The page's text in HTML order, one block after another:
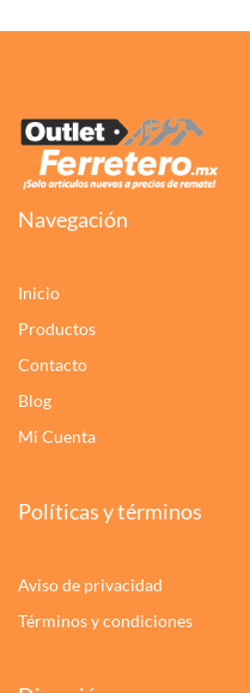
Navegación
Inicio
Productos
Contacto
Blog
Mi Cuenta
Políticas y términos
Aviso de privacidad
Términos y condiciones